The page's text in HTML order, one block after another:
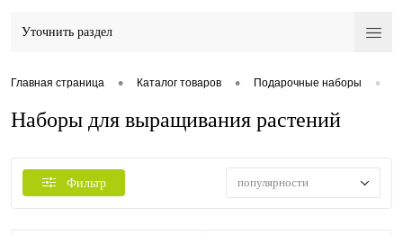
Уточнить раздел
Главная страница • Каталог товаров • Подарочные наборы •
Наборы для выращивания растений
Фильтр популярности